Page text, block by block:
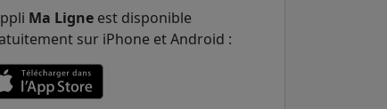
Ma Ligne est disponible
sur iPhone et Android :